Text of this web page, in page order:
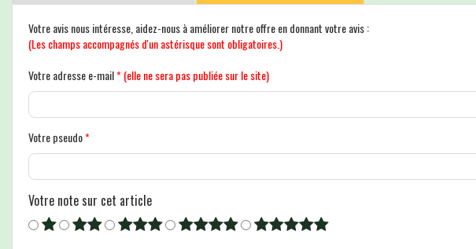
Votre avis nous intéresse, aidez-nous à améliorer notre offre en donnant votre avis :
(Les champs accompagnés d'un astérisque sont obligatoires.)
Votre adresse e-mail*(elle ne sera pas publiée sur le site)
Votre pseudo*
Votre note sur cet article